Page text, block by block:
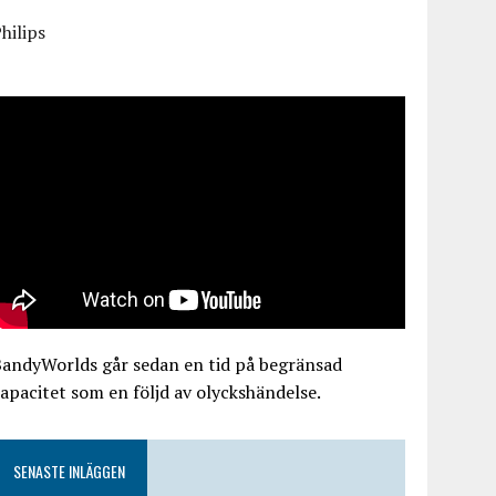
går sedan en tid på begränsad
som en följd av olyckshändelse.
SENASTE INLÄGGEN